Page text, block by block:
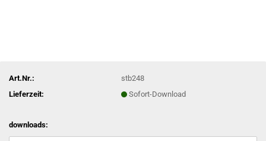
Art.Nr.:
stb248
Lieferzeit:
Sofort-Download
downloads: